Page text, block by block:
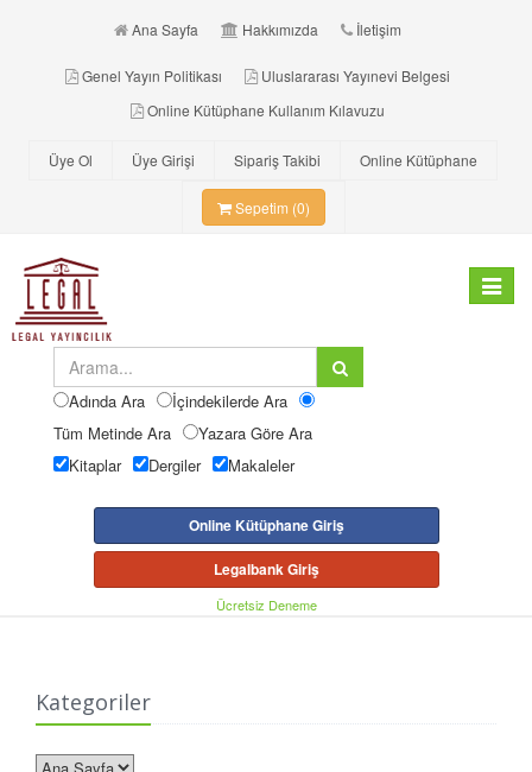
Ana Sayfa Hakkımızda İletişim
Genel Yayın Politikası
Uluslararası Yayınevi Belgesi
Online Kütüphane Kullanım Kılavuzu
Üye Ol Üye Girişi Sipariş Takibi Online Kütüphane
Sepetim (0)
Toggle
Adında Ara
İçindekilerde Ara
Tüm Metinde Ara
Yazara Göre Ara
Kitaplar
Dergiler Makaleler
Online Kütüphane Giriş
Legalbank Giriş
Ücretsiz Deneme
Kategoriler